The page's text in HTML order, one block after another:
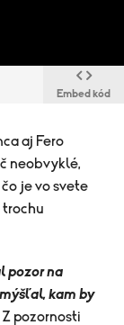
Embed kód
aj Fero
neobvyklé,
je vo svete
trochu
pozor na
kam by
pozornosti